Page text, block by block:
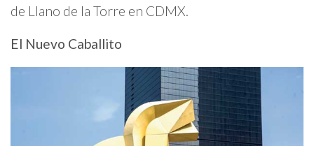
de Llano de la Torre en CDMX.
El Nuevo Caballito